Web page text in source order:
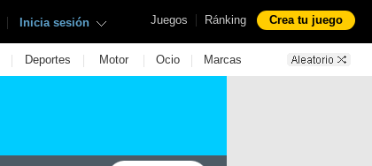
Juegos | Ránking Crea tu juego
| Inicia sesión
| Deportes | Motor | Ocio | Marcas